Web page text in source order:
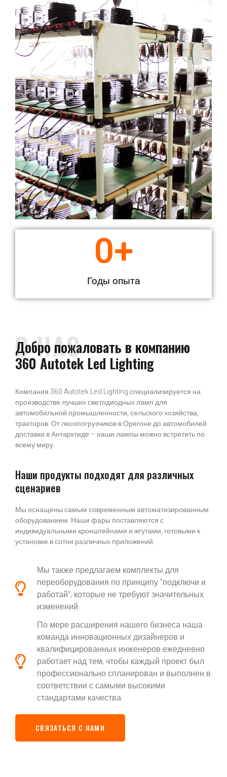
Годы опыта
0+
Добро пожаловать в компанию
360 Autotek Led Lighting
Компания 360 Autotek Led Lighting специализируется на
производстве лучших светодиодных ламп для
автомобильной промышленности, сельского хозяйства,
тракторов. От лесопогрузчиков в Орегоне до автомобилей
доставки в Антарктиде – наши лампы можно встретить по
всему миру.
О НАС
Наши продукты подходят для различных
сценариев
Мы оснащены самым современным автоматизированным
оборудованием. Наши фары поставляются с
индивидуальными кронштейнами и жгутами, готовыми к
установке в сотни различных приложений.
Мы также предлагаем комплекты для
переоборудования по принципу "подключи и
работай", которые не требуют значительных
изменений.
По мере расширения нашего бизнеса наша
команда инновационных дизайнеров и
квалифицированных инженеров ежедневно
работает над тем, чтобы каждый проект был
профессионально спланирован и выполнен в
соответствии с самыми высокими
стандартами качества.
СВЯЗАТЬСЯ С НАМИ